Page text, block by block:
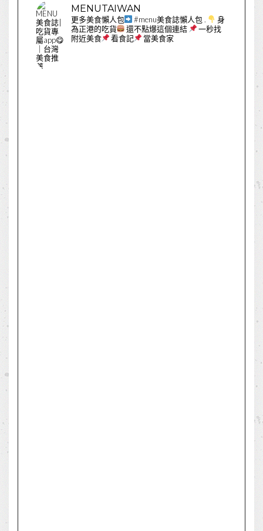
MENUTAIWAN
更多美食懶人包 #menu美食誌懶人包 .
身
為正港的吃貨
還不點爆這個連結
一秒找
附近美食
看食記 當美食家